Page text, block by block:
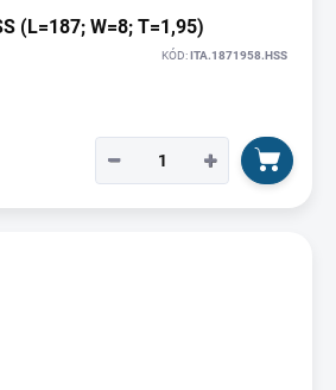
(L=187; W=8; T=1,95)
KÓD: ITA.1871958.HSS
+
−